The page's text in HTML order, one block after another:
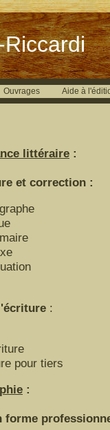
Ouvrages Aide à
littéraire :
et correction :
:
pour tiers
: